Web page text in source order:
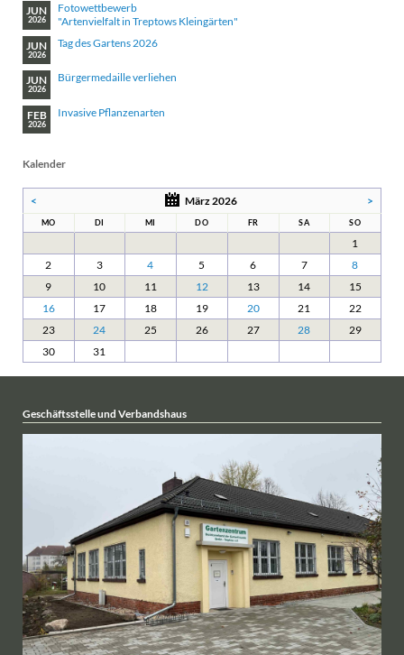
JUN
2026
Fotowettbewerb
"Artenvielfalt in Treptows Kleingärten"
JUN
2026
Tag des Gartens 2026
JUN
2026
Bürgermedaille verliehen
FEB
2026
Invasive Pflanzenarten
Kalender
< März 2026 >
MO DI MI DO FR SA SO
1
2
3 4 5 6 7
8
9
10 11 12 13 14
15
16
17 18 19 20 21
22
23
24 25 26 27 28
29
30
31
Geschäftsstelle und Verbandshaus